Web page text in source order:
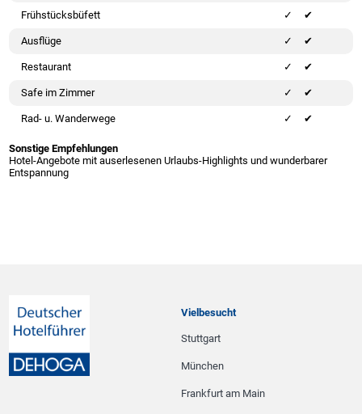
Frühstücksbüfett ✔
Ausflüge ✔
Restaurant ✔
Safe im Zimmer ✔
Rad- u. Wanderwege ✔
Sonstige Empfehlungen
Hotel-Angebote mit auserlesenen Urlaubs-Highlights und wunderbarer
Entspannung
Vielbesucht
Stuttgart
München
Frankfurt am Main